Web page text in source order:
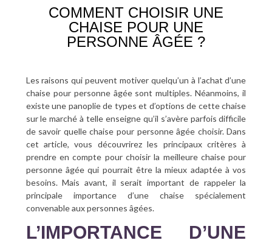
COMMENT CHOISIR UNE
CHAISE POUR UNE
PERSONNE ÂGÉE ?
Les raisons qui peuvent motiver quelqu’un à l’achat d’une
chaise pour personne âgée sont multiples. Néanmoins, il
existe une panoplie de types et d’options de cette chaise
sur le marché à telle enseigne qu’il s’avère parfois difficile
de savoir quelle chaise pour personne âgée choisir. Dans
cet article, vous découvrirez les principaux critères à
prendre en compte pour choisir la meilleure chaise pour
personne âgée qui pourrait être la mieux adaptée à vos
besoins. Mais avant, il serait important de rappeler la
principale importance d’une chaise spécialement
convenable aux personnes âgées.
L’IMPORTANCE D’UNE